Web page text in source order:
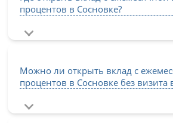
процентов в Сосновке?
Можно ли открыть вклад с
процентов в Сосновке без визита